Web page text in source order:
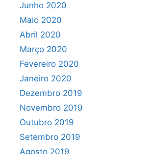
Junho 2020
Maio 2020
Abril 2020
Março 2020
Fevereiro 2020
Janeiro 2020
Dezembro 2019
Novembro 2019
Outubro 2019
Setembro 2019
Agosto 2019